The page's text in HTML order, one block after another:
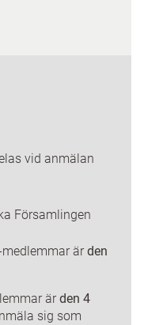
vid anmälan
Församlingen
är den
är den 4
sig som